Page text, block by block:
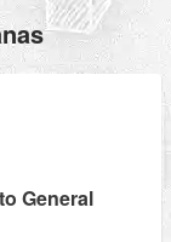
General